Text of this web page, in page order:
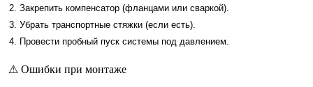
Закрепить компенсатор (фланцами или сваркой).
Убрать транспортные стяжки (если есть).
Провести пробный пуск системы под давлением.
⚠ Ошибки при монтаже